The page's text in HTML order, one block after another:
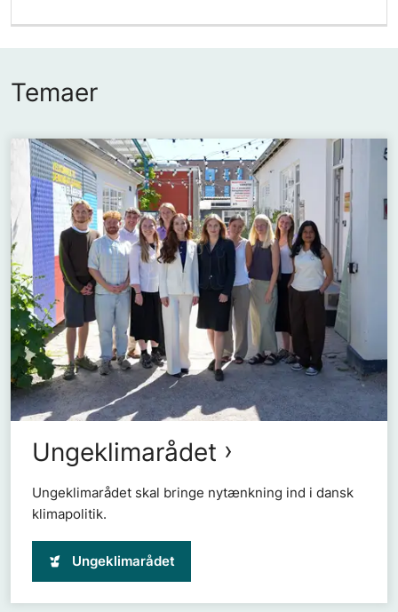
Temaer
Ungeklimarådet
Ungeklimarådet skal bringe nytænkning ind i dansk
klimapolitik.
Ungeklimarådet